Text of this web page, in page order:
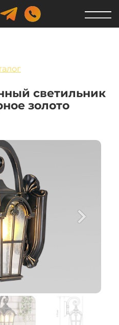
светильник
золото